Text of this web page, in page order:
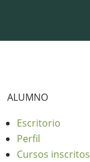
ALUMNO
Escritorio
Perfil
Cursos inscritos